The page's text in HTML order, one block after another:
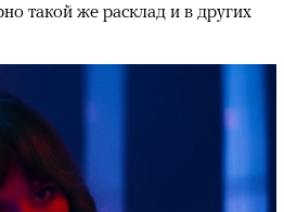
такой же расклад и в других